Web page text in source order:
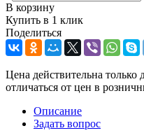
В корзину
Купить в 1 клик
Поделиться
Цена действительна только
отличаться от цен в
Описание
Задать вопрос